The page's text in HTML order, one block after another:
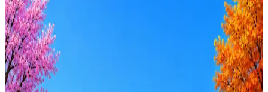
AI генерация сопроводительных писем